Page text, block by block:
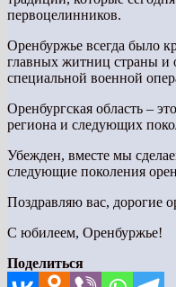
первоцелинников.
Оренбуржье всегда было
главных житниц страны и
специальной военной
Оренбургская область –
региона и следующих
Убежден, вместе мы
следующие поколения
Поздравляю вас, дорогие
С юбилеем, Оренбуржье!
Поделиться